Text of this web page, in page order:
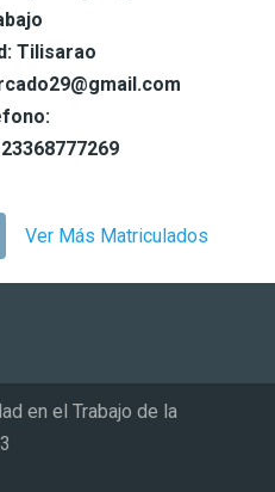
Tilisarao
Ver Más Matriculados
en el Trabajo de la